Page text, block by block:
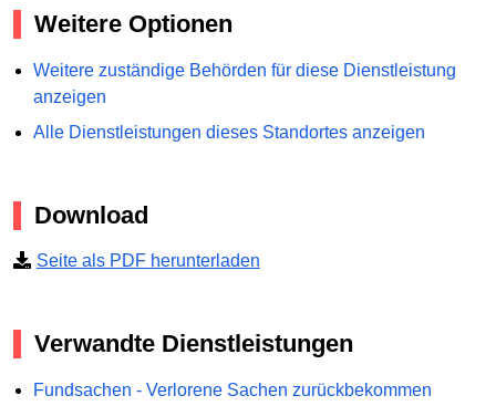
Weitere Optionen
Weitere zuständige Behörden für diese Dienstleistung
anzeigen
Alle Dienstleistungen dieses Standortes anzeigen
Download
Seite als PDF herunterladen
Verwandte Dienstleistungen
Fundsachen - Verlorene Sachen zurückbekommen